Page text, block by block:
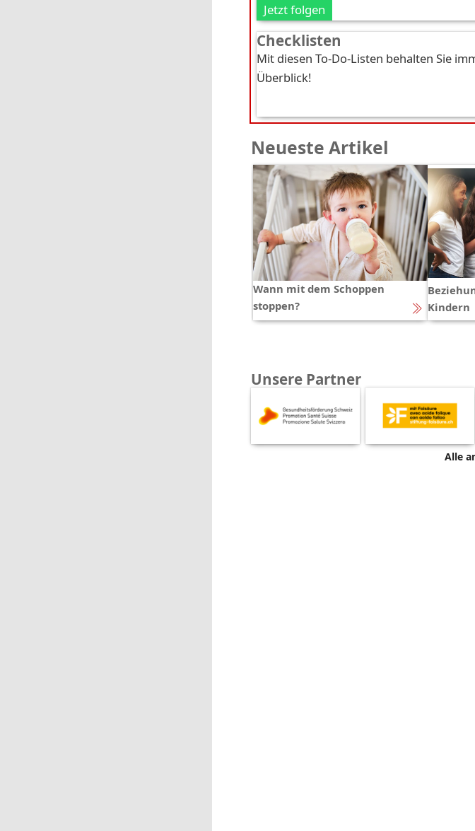
Jetzt folgen
Checklisten
Mit diesen To-Do-Listen behalten Sie
Überblick!
Neueste Artikel
Wann mit dem Schoppen
stoppen?
Kindern
Unsere Partner
Alle